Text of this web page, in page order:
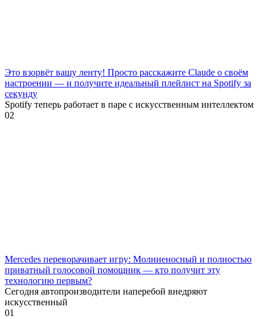
Это взорвёт вашу ленту! Просто расскажите Claude о своём
настроении — и получите идеальный плейлист на Spotify за
секунду
Spotify теперь работает в паре с искусственным интеллектом
02
Mercedes переворачивает игру: Молниеносный и полностью
приватный голосовой помощник — кто получит эту
технологию первым?
Сегодня автопроизводители наперебой внедряют
искусственный
01